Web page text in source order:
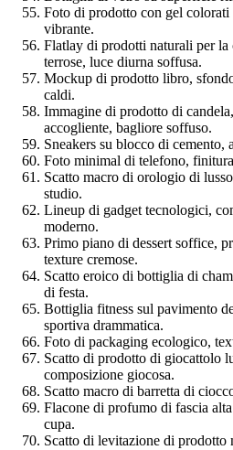
Foto di prodotto con gel colorati
vibrante.
Flatlay di prodotti naturali per la
terrose, luce diurna soffusa.
Mockup di prodotto libro,
caldi.
Immagine di prodotto di
accogliente, bagliore soffuso.
Sneakers su blocco di cemento,
Foto minimal di telefono,
Scatto macro di orologio di
studio.
Lineup di gadget tecnologici,
moderno.
Primo piano di dessert soffice,
texture cremose.
Scatto eroico di bottiglia di
di festa.
Bottiglia fitness sul pavimento
sportiva drammatica.
Foto di packaging ecologico,
Scatto di prodotto di giocattolo
composizione giocosa.
Scatto macro di barretta di
Flacone di profumo di fascia
cupa.
Scatto di levitazione di prodotto